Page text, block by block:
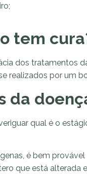
tem
dos tratamentos
realizados por um
da
qual é o
é bem
que está alterada